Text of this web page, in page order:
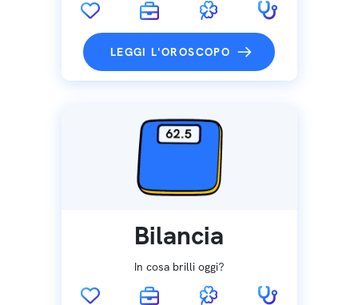
LEGGI L'OROSCOPO
Bilancia
In cosa brilli oggi?